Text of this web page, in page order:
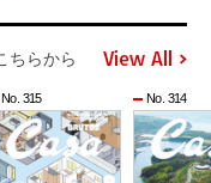
ちらから View All
No. 315 No. 314